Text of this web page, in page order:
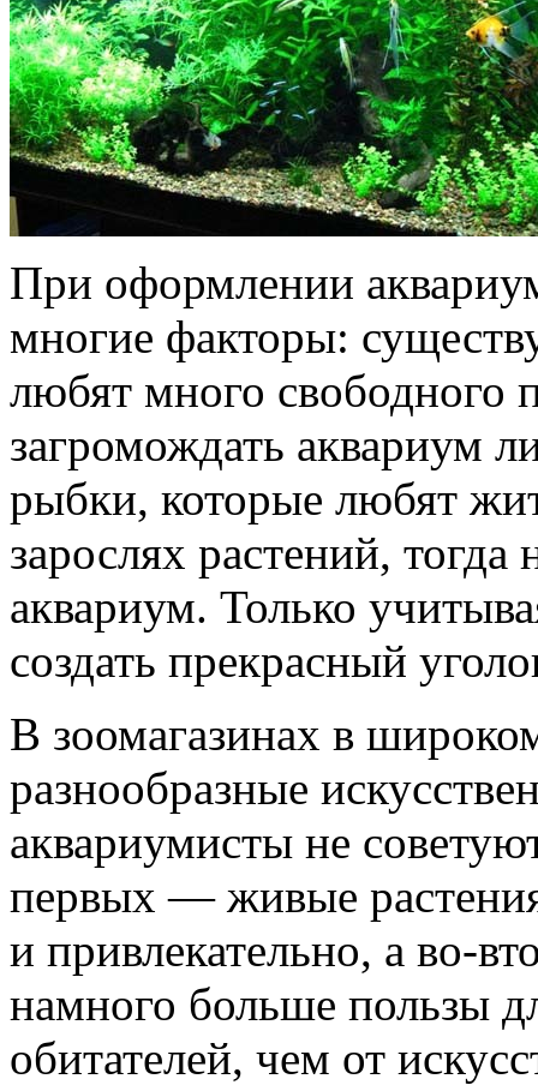
При оформлении
многие факторы:
любят много свободного
загромождать аквариум
рыбки, которые любят
зарослях растений,
аквариум. Только
создать прекрасный
В зоомагазинах в
разнообразные
аквариумисты не
первых — живые
и привлекательно, а во-
намного больше пользы
обитателей, чем от